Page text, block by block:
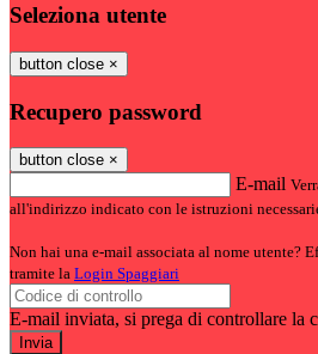
Seleziona utente
button close ×
Recupero password
button close ×
E-mail
all'indirizzo indicato con le istruzioni
Non hai una e-mail associata al nome utente?
tramite la Login Spaggiari
E-mail inviata, si prega di controllare la